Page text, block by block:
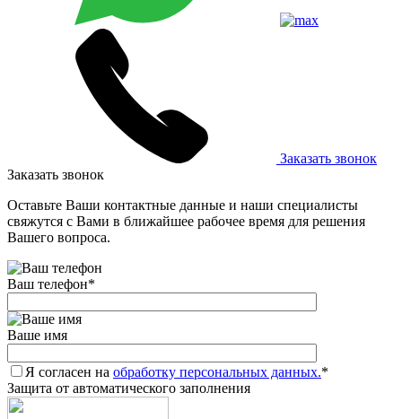
Заказать звонок
Заказать звонок
Оставьте Ваши контактные данные и наши специалисты
свяжутся с Вами в ближайшее рабочее время для решения
Вашего вопроса.
Ваш телефон*
Ваше имя
Я согласен на обработку персональных данных.*
Защита от автоматического заполнения